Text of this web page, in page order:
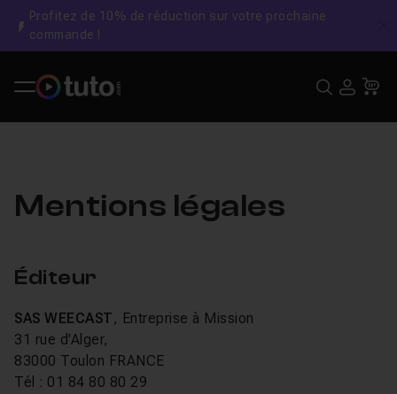
Profitez de 10% de réduction sur votre prochaine
commande !
Mentions légales
Éditeur
SAS WEECAST , Entreprise à Mission
31 rue d'Alger,
83000 Toulon FRANCE
Tél : 01 84 80 80 29